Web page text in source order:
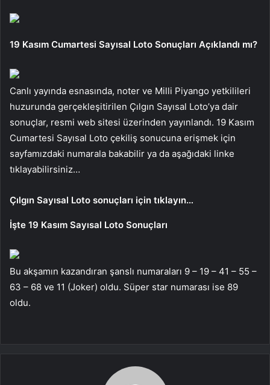
19 Kasım Cumartesi Sayısal Loto Sonuçları Açıklandı mı?
Canlı yayında esnasında, noter ve Milli Piyango yetkilileri
huzurunda gerçekleşitirilen Çılgın Sayısal Loto’ya dair
sonuçlar, resmi web sitesi üzerinden yayınlandı. 19 Kasım
Cumartesi Sayısal Loto çekiliş sonucuna erişmek için
sayfamızdaki numarala bakabilir ya da aşağıdaki linke
tıklayabilirsiniz…
Çılgın Sayısal Loto sonuçları için tıklayın…
İşte 19 Kasım Sayısal Loto Sonuçları
Bu akşamın kazandıran şanslı numaraları 9 – 19 – 41 – 55 –
63 – 68 ve 11 (Joker) oldu. Süper star numarası ise 89
oldu.